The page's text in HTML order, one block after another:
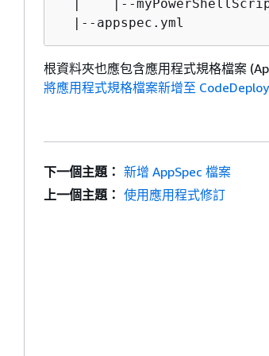
|    |--
  |--appspec.yml
根資料夾也應包含應用程式規格檔案
將應用程式規格檔案新增至
下一個主題： 新增 AppSpec 檔案
上一個主題： 使用應用程式修訂